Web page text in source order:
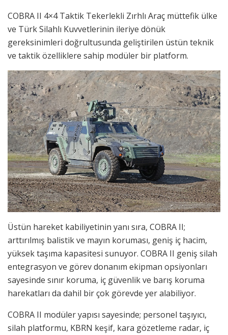
COBRA II 4×4 Taktik Tekerlekli Zırhlı Araç müttefik ülke
ve Türk Silahlı Kuvvetlerinin ileriye dönük
gereksinimleri doğrultusunda geliştirilen üstün teknik
ve taktik özelliklere sahip modüler bir platform.
Üstün hareket kabiliyetinin yanı sıra, COBRA II;
arttırılmış balistik ve mayın koruması, geniş iç hacim,
yüksek taşıma kapasitesi sunuyor. COBRA II geniş silah
entegrasyon ve görev donanım ekipman opsiyonları
sayesinde sınır koruma, iç güvenlik ve barış koruma
harekatları da dahil bir çok görevde yer alabiliyor.
COBRA II modüler yapısı sayesinde; personel taşıyıcı,
silah platformu, KBRN keşif, kara gözetleme radar, iç